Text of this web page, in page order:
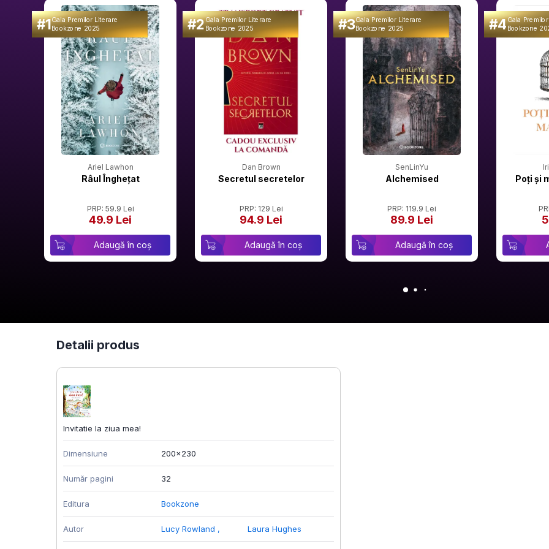
#1Gala Premilor Literare
Bookzone 2025
Ariel Lawhon
Râul Înghețat
PRP: 59.9 Lei
49.9 Lei
Adaugă în coș
#2Gala Premilor Literare
Bookzone 2025
Dan Brown
Secretul secretelor
PRP: 129 Lei
94.9 Lei
Adaugă în coș
#3Gala Premilor Literare
Bookzone 2025
SenLinYu
Alchemised
PRP: 119.9 Lei
89.9 Lei
Adaugă în coș
#4Gala
Bookzone
Poți și
Detalii produs
Invitatie la ziua mea!
Dimensiune 200x230
Număr pagini 32
Editura Bookzone
Autor Lucy Rowland , Laura Hughes